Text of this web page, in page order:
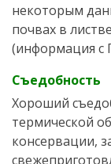
некоторым
почвах в
(информация с
Съедобность
Хороший
термической
консервации,